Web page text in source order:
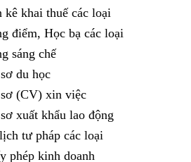
khai thuế các loại
điểm, Học bạ các loại
sáng chế
du học
(CV) xin việc
xuất khẩu lao động
tư pháp các loại
phép kinh doanh